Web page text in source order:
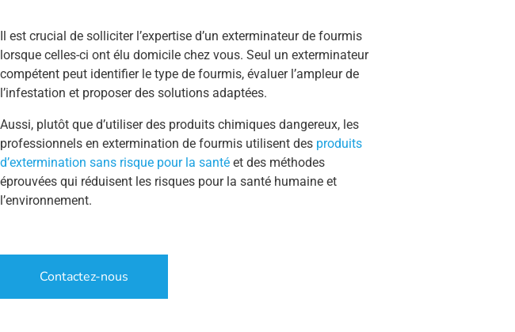
Il est crucial de solliciter l’expertise d’un exterminateur de fourmis
lorsque celles-ci ont élu domicile chez vous. Seul un exterminateur
compétent peut identifier le type de fourmis, évaluer l’ampleur de
l’infestation et proposer des solutions adaptées.
Aussi, plutôt que d’utiliser des produits chimiques dangereux, les
professionnels en extermination de fourmis utilisent des produits
d’extermination sans risque pour la santé et des méthodes
éprouvées qui réduisent les risques pour la santé humaine et
l’environnement.
Contactez-nous